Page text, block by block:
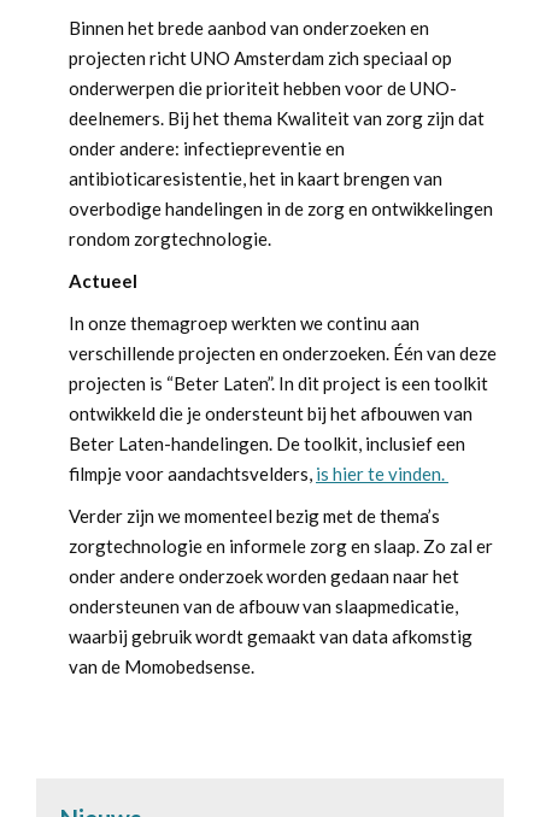
Binnen het brede aanbod van onderzoeken en
projecten richt UNO Amsterdam zich speciaal op
onderwerpen die prioriteit hebben voor de UNO-
deelnemers. Bij het thema Kwaliteit van zorg zijn dat
onder andere: infectiepreventie en
antibioticaresistentie, het in kaart brengen van
overbodige handelingen in de zorg en ontwikkelingen
rondom zorgtechnologie.
Actueel
In onze themagroep werkten we continu aan
verschillende projecten en onderzoeken. Één van deze
projecten is “Beter Laten”. In dit project is een toolkit
ontwikkeld die je ondersteunt bij het afbouwen van
Beter Laten-handelingen. De toolkit, inclusief een
filmpje voor aandachtsvelders, is hier te vinden.
Verder zijn we momenteel bezig met de thema’s
zorgtechnologie en informele zorg en slaap. Zo zal er
onder andere onderzoek worden gedaan naar het
ondersteunen van de afbouw van slaapmedicatie,
waarbij gebruik wordt gemaakt van data afkomstig
van de Momobedsense.